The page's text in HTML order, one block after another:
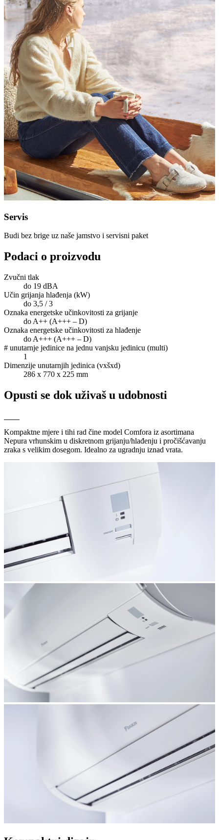
Servis
Budi bez brige uz naše jamstvo i servisni paket
Podaci o proizvodu
Zvučni tlak
do 19 dBA
Učin grijanja hlađenja (kW)
do 3,5 / 3
Oznaka energetske učinkovitosti za grijanje
do A++ (A+++ – D)
Oznaka energetske učinkovitosti za hlađenje
do A+++ (A+++ – D)
# unutarnje jedinice na jednu vanjsku jedinicu (multi)
1
Dimenzije unutarnjih jedinica (vxšxd)
286 x 770 x 225 mm
Opusti se dok uživaš u udobnosti
Kompaktne mjere i tihi rad čine model Comfora iz asortimana
Nepura vrhunskim u diskretnom grijanju/hlađenju i pročišćavanju
zraka s velikim dosegom. Idealno za ugradnju iznad vrata.